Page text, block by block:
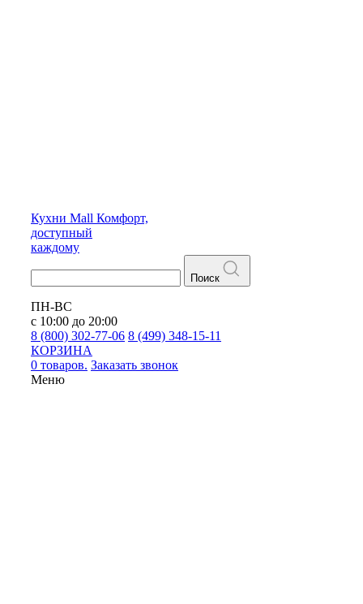
Кухни Mall Комфорт,
доступный
каждому
Поиск
ПН-ВС
с 10:00 до 20:00
8 (800) 302-77-06 8 (499) 348-15-11
КОРЗИНА
0 товаров. Заказать звонок
Меню